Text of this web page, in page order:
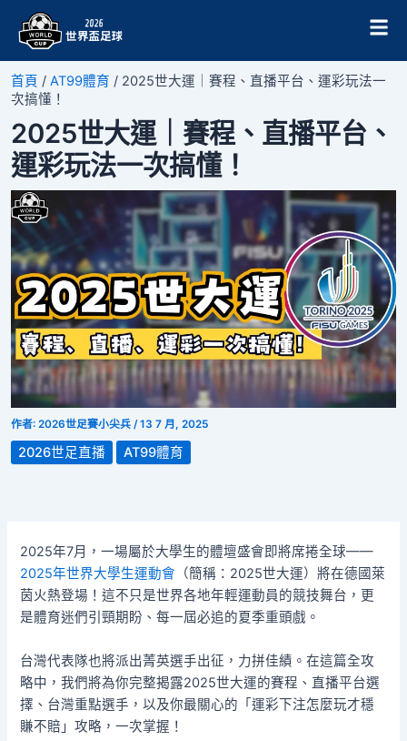
要
內
首頁 / AT99體育 / 2025世大運｜賽程、直播平台、運彩玩法一
次搞懂！
2025世大運｜賽程、直播平台、
運彩玩法一次搞懂！
作者: 2026世足賽小尖兵 /13 7 月, 2025
2026世足直播 AT99體育
2025年7月，一場屬於大學生的體壇盛會即將席捲全球——
2025年世界大學生運動會 （簡稱：2025世大運）將在德國萊
茵火熱登場！這不只是世界各地年輕運動員的競技舞台，更
是體育迷們引頸期盼、每一屆必追的夏季重頭戲。
台灣代表隊也將派出菁英選手出征，力拼佳績。在這篇全攻
略中，我們將為你完整揭露2025世大運的賽程、直播平台選
擇、台灣重點選手，以及你最關心的「運彩下注怎麼玩才穩
賺不賠」攻略，一次掌握！
Post
navigation